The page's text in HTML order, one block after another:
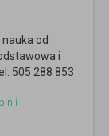
od
i
505 288 853